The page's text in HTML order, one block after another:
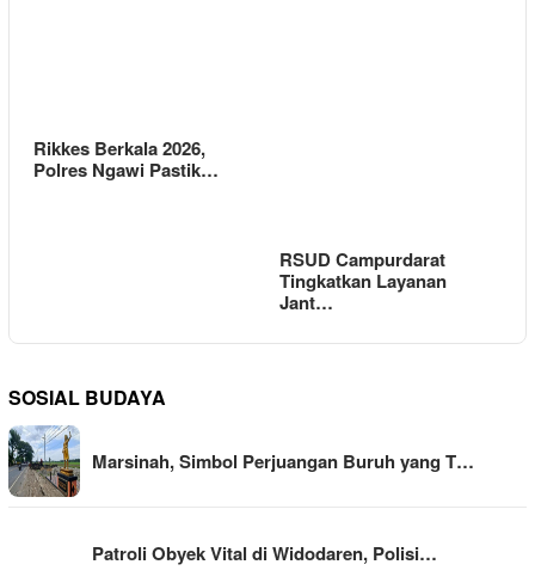
Rikkes Berkala 2026,
Polres Ngawi Pastik…
RSUD Campurdarat
Tingkatkan Layanan
Jant…
SOSIAL BUDAYA
Marsinah, Simbol Perjuangan Buruh yang T…
Patroli Obyek Vital di Widodaren, Polisi…